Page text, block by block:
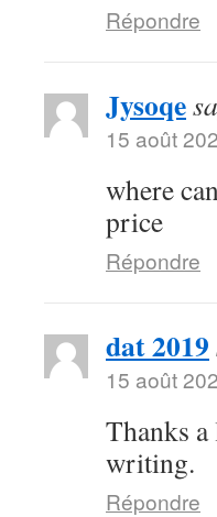
Répondre
Jysoqe
15 août
where
price
Répondre
dat 2019
15 août
Thanks
writing.
Répondre